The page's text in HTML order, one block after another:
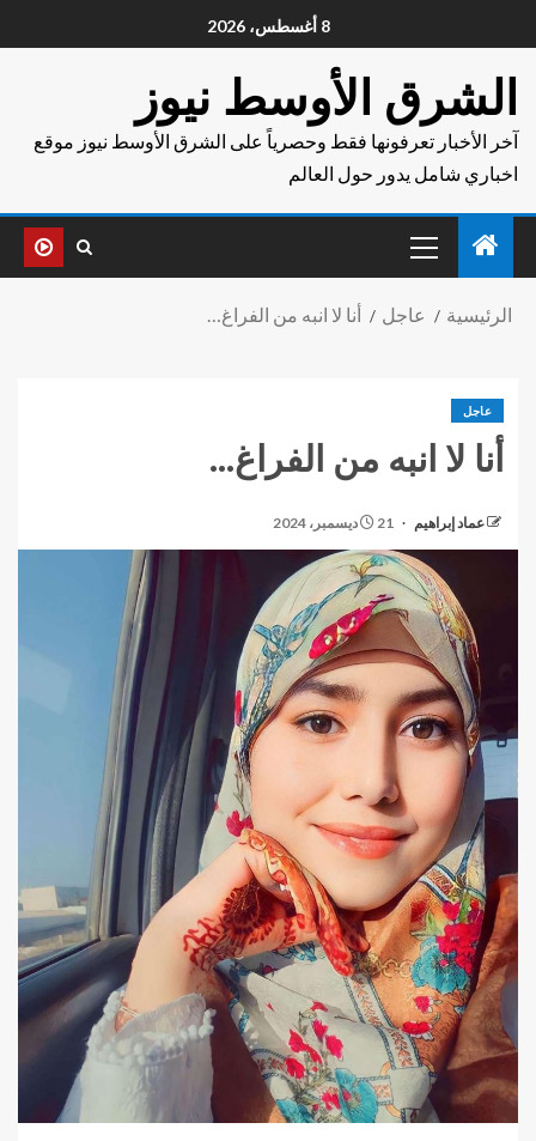
8 أغسطس، 2026
الشرق الأوسط نيوز
آخر الأخبار تعرفونها فقط وحصرياً على الشرق الأوسط نيوز موقع
اخباري شامل يدور حول العالم
الرئيسية عاجل أنا لا انبه من الفراغ…
عاجل
أنا لا انبه من الفراغ…
عماد إبراهيم 21 ديسمبر، 2024